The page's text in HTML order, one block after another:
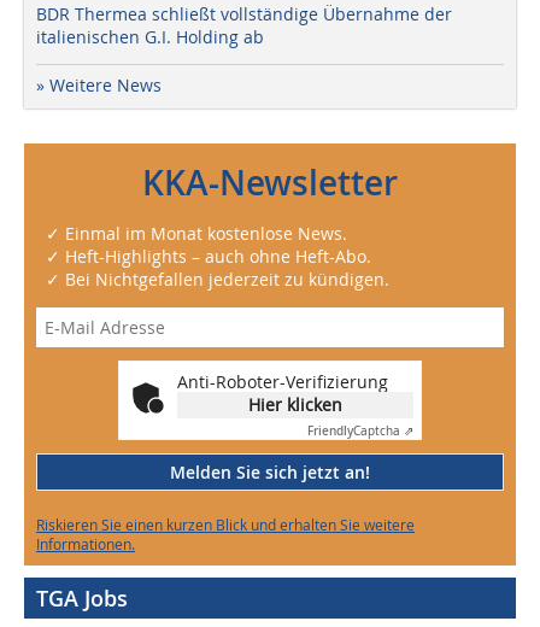
BDR Thermea schließt vollständige Übernahme der
italienischen G.I. Holding ab
» Weitere News
KKA-Newsletter
✓ Einmal im Monat kostenlose News.
✓ Heft-Highlights – auch ohne Heft-Abo.
✓ Bei Nichtgefallen jederzeit zu kündigen.
Anti-Roboter-Verifizierung
Hier klicken
FriendlyCaptcha ⇗
Melden Sie sich jetzt an!
Riskieren Sie einen kurzen Blick und erhalten Sie weitere
Informationen.
TGA Jobs